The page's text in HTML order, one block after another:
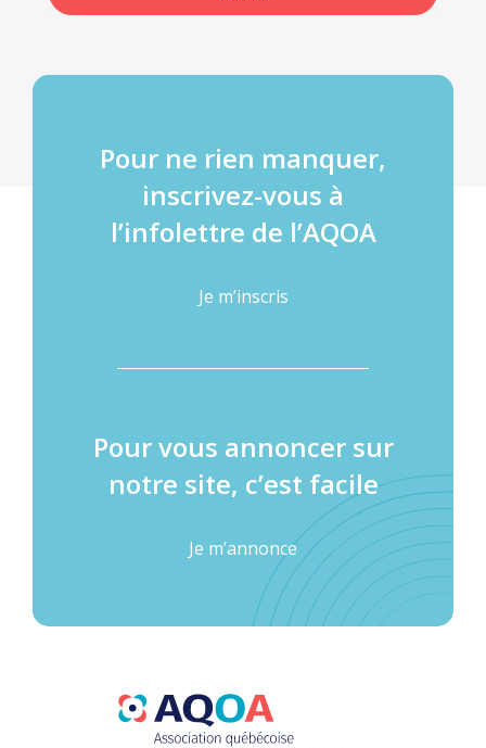
Pour ne rien manquer,
inscrivez-vous à
l’infolettre de l’AQOA
Je m’inscris
Pour vous annoncer sur
notre site, c’est facile
Je m’annonce